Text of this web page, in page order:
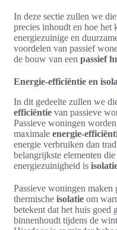
In deze sectie zullen we
precies inhoudt en hoe het
energiezuinige en
voordelen van passief
de bouw van een passief
Energie-efficiëntie en
In dit gedeelte zullen we
efficiëntie van passieve
Passieve woningen
maximale energie-
energie verbruiken dan
belangrijkste elementen
energiezuinigheid is
Passieve woningen
thermische isolatie om
betekent dat het huis goed
binnenhoudt tijdens de